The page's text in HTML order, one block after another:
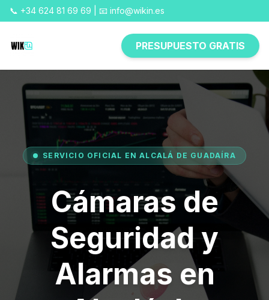
📞 +34 624 81 69 69 | 📧 info@wikin.es
PRESUPUESTO GRATIS
SERVICIO OFICIAL EN ALCALÁ DE GUADAÍRA
Cámaras de
Seguridad y
Alarmas en